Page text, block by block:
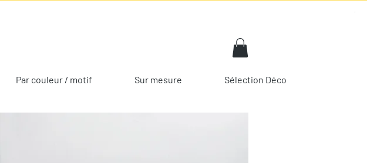
Par couleur / motif Sur mesure Sélection Déco